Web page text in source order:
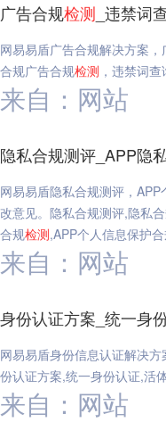
广告合规检测 _违禁词
网易易盾广告合规解决方案
合规广告合规检测 ，违禁词
来自：网站
隐私合规测评_APP隐
网易易盾隐私合规测评，
改意见。隐私合规测评,隐私
合规检测,APP个人信息保护
来自：网站
身份认证方案_统一身
网易易盾身份信息认证解决
份认证方案,统一身份认证,活
来自：网站